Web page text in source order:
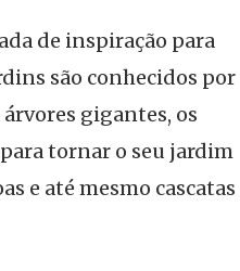
de inspiração para
são conhecidos por
gigantes, os
tornar o seu jardim
e até mesmo cascatas